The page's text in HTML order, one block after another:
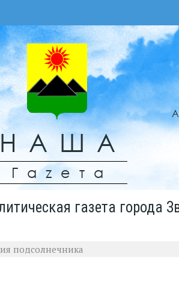
Гаzета
газета города
подсолнечника